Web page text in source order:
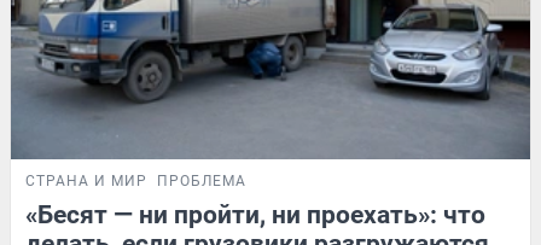
СТРАНА И МИР ПРОБЛЕМА
«Бесят — ни пройти, ни проехать»: что